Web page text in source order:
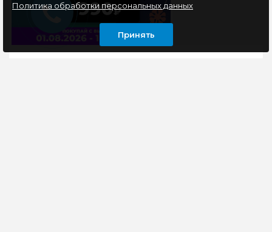
Политика обработки персональных данных
Принять